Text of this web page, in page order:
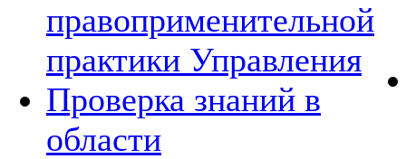
правоприменительной
практики Управления
Проверка знаний в
области